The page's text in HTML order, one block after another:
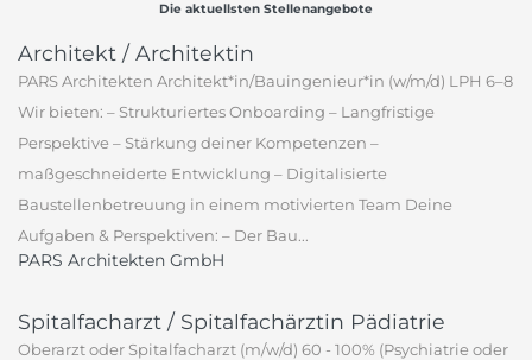
Die aktuellsten Stellenangebote
Architekt / Architektin
PARS Architekten Architekt*in/Bauingenieur*in (w/m/d) LPH 6–8
Wir bieten: – Strukturiertes Onboarding – Langfristige
Perspektive – Stärkung deiner Kompetenzen –
maßgeschneiderte Entwicklung – Digitalisierte
Baustellenbetreuung in einem motivierten Team Deine
Aufgaben & Perspektiven: – Der Bau...
PARS Architekten GmbH
Spitalfacharzt / Spitalfachärztin Pädiatrie
Oberarzt oder Spitalfacharzt (m/w/d) 60 - 100% (Psychiatrie oder